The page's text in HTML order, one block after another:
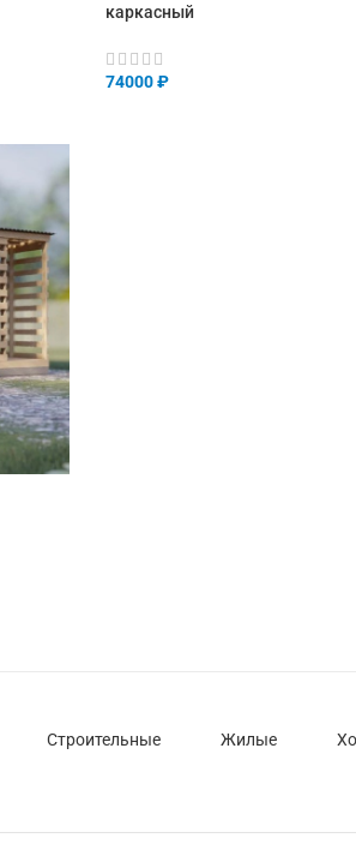
каркасный
74000₽
Строительные Жилые